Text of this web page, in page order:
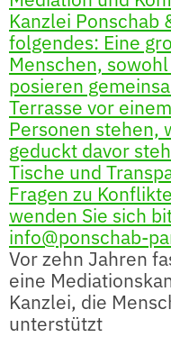
Vor zehn Jahren
eine
Kanzlei, die
unterstützt